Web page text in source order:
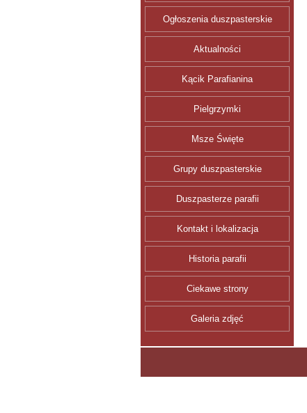
Ogłoszenia duszpasterskie
Aktualności
Kącik Parafianina
Pielgrzymki
Msze Święte
Grupy duszpasterskie
Duszpasterze parafii
Kontakt i lokalizacja
Historia parafii
Ciekawe strony
Galeria zdjęć